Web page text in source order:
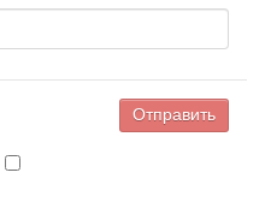
Отправить